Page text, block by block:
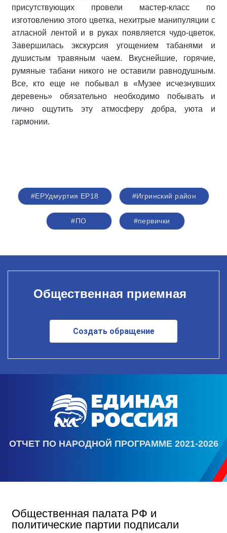
присутствующих провели мастер-класс по
изготовлению этого цветка, нехитрые манипуляции с
атласной лентой и в руках появляется чудо-цветок.
Завершилась экскурсия угощением табанями и
душистым травяным чаем. Вкуснейшие, горячие,
румяные табани никого не оставили равнодушным.
Все, кто еще не побывал в «Музее исчезнувших
деревень» обязательно необходимо побывать и
лично ощутить эту атмосферу добра, уюта и
гармонии.
#ЕРУдмуртия ЕР18 #Игринский район
#ПО #первички
Общественная приемная
Создать обращение
ОТЧЕТ ПО НАРОДНОЙ ПРОГРАММЕ 2021-2026
Общественная палата РФ и
политические партии подписали